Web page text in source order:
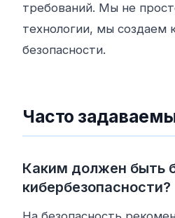
требований. Мы не
технологии, мы создаем
безопасности.
Часто
Каким должен быть
кибербезопасности?